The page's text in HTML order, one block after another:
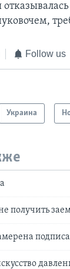
Follow us
Украина
получить